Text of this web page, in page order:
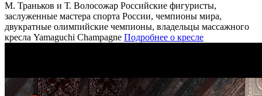
М. Траньков и Т. Волосожар Российские фигуристы,
заслуженные мастера спорта России, чемпионы мира,
двукратные олимпийские чемпионы, владельцы массажного
кресла Yamaguchi Champagne Подробнее о кресле